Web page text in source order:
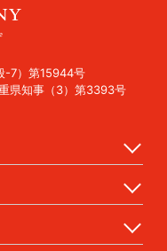
-7）第15944号
県知事（3）第3393号